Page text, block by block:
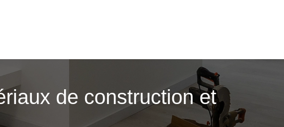
de construction et